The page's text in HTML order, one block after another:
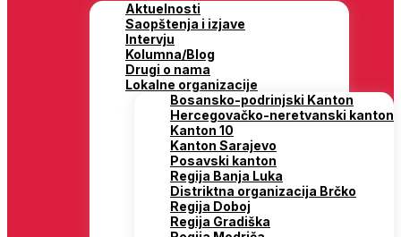
Aktuelnosti
Saopštenja i izjave
Intervju
Kolumna/Blog
Drugi o nama
Lokalne organizacije
Bosansko-podrinjski Kanton
Hercegovačko-neretvanski kanton
Kanton 10
Kanton Sarajevo
Posavski kanton
Regija Banja Luka
Distriktna organizacija Brčko
Regija Doboj
Regija Gradiška